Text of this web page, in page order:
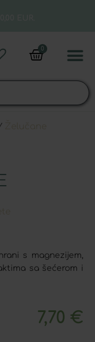
0
s magnezijem,
sa šećerom i
7,70 €